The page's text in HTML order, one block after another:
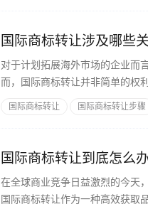
对于计划拓展海外市场的企业而
而，国际商标转让并非简单的权
国际商标转让 国际商标转让步骤
在全球商业竞争日益激烈的今天
国际商标转让作为一种高效获取